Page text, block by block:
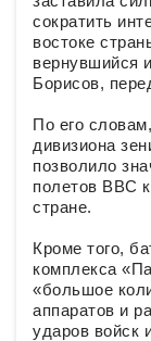
сократить
востоке
вернувшийся
Борисов,
По его
дивизиона
позволило
полетов ВВС
стране.
Кроме того,
комплекса
«большое
аппаратов и
ударов войск